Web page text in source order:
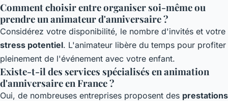
Comment choisir entre organiser soi-même ou
prendre un animateur d'anniversaire ?
Considérez votre disponibilité, le nombre d'invités et votre
stress potentiel. L'animateur libère du temps pour profiter
pleinement de l'événement avec votre enfant.
Existe-t-il des services spécialisés en animation
d'anniversaire en France ?
Oui, de nombreuses entreprises proposent des prestations